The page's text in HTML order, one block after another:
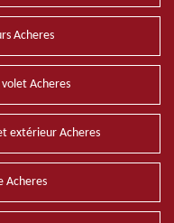
Acheres
Acheres
extérieur Acheres
Acheres